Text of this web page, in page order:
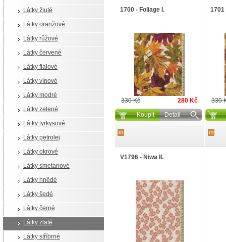
Látky žluté
Látky oranžové
Látky růžové
Látky červené
Látky fialové
Látky vínové
Látky modré
Látky zelené
Látky tyrkysové
Látky petrolej
Látky okrové
Látky smetanové
Látky hnědé
Látky šedé
Látky černé
Látky zlaté
Látky stříbrné
1700 - Foliage I.
330 Kč
280 Kč
Koupit
Detail
m
1701
330
m
V1796 - Niwa II.